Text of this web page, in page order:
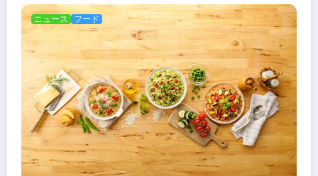
ニュース フード